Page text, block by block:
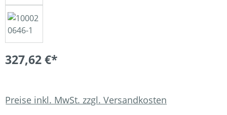
327,62 €*
Preise inkl. MwSt. zzgl. Versandkosten